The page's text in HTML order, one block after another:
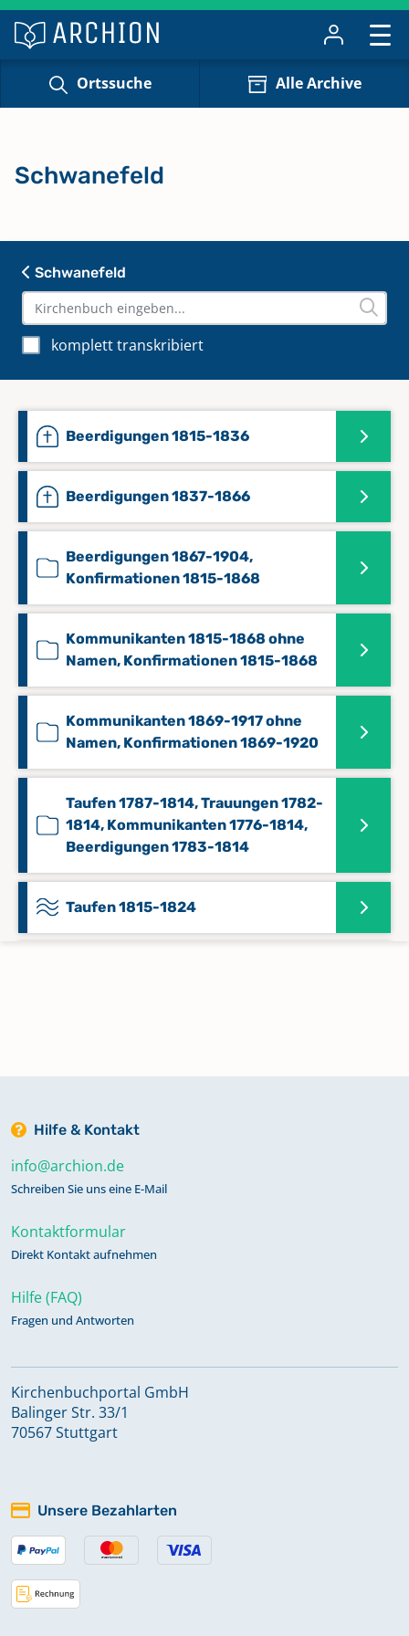
Ortssuche Alle Archive
Schwanefeld
komplett transkribiert
Beerdigungen 1815-1836
Beerdigungen 1837-1866
Beerdigungen 1867-1904,
Konfirmationen 1815-1868
Kommunikanten 1815-1868 ohne
Namen, Konfirmationen 1815-1868
Kommunikanten 1869-1917 ohne
Namen, Konfirmationen 1869-1920
Taufen 1787-1814, Trauungen 1782-
1814, Kommunikanten 1776-1814,
Beerdigungen 1783-1814
Taufen 1815-1824
Taufen 1747-1751 ehelich,
Kommunikanten 1654-1680, 1681-
1713
Trauungen 1766-1773, Taufen 1751-
Kommunikanten 1714-1776
Trauungen 1835-1866
Zivilstandsregister 1808 Geburten,
Aufgebote, Trauungen,
Beerdigungen
Schwanefeld
Hilfe & Kontakt
info@archion.de
Schreiben Sie uns eine E-Mail
Kontaktformular
Direkt Kontakt aufnehmen
Hilfe (FAQ)
Fragen und Antworten
Kirchenbuchportal GmbH
Balinger Str. 33/1
70567 Stuttgart
Unsere Bezahlarten